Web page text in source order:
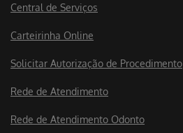
Central de Serviços
Carteirinha Online
Solicitar Autorização de Procedimento
Rede de Atendimento
Rede de Atendimento Odonto